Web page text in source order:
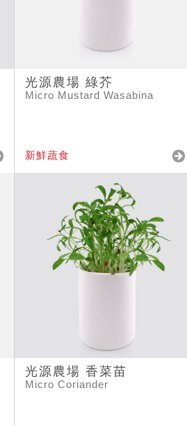
光源農場 綠芥
Micro Mustard Wasabina
新鮮蔬食
光源農場 香菜苗
Micro Coriander